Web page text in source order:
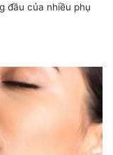
đầu của nhiều phụ